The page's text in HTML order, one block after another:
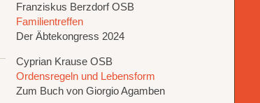
Franziskus Berzdorf OSB
Familientreffen
Der Äbtekongress 2024
Cyprian Krause OSB
Ordensregeln und Lebensform
Zum Buch von Giorgio Agamben